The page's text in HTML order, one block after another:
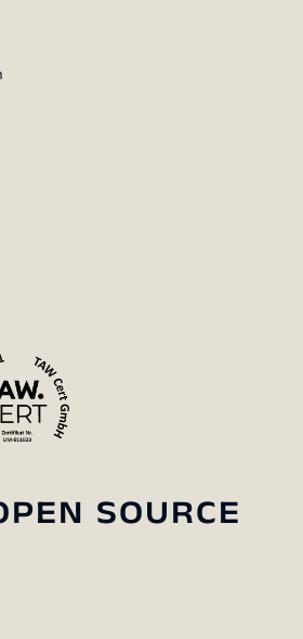
SOURCE